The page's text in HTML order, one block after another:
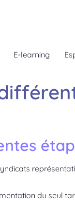
E-learning
du seul